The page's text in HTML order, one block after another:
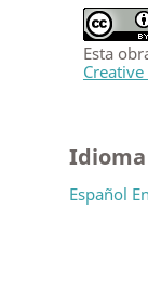
Esta
Idioma
Español